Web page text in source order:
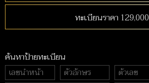
ทะเบียนราคา 129,000
ค้นหาป้ายทะเบียน